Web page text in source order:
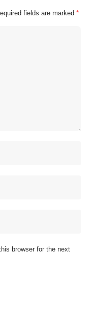
fields are marked *
browser for the next